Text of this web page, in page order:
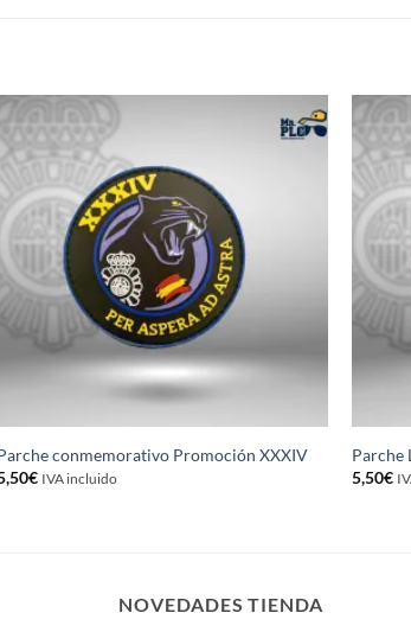
conmemorativo Promoción XXXIV
€ IVA incluido
Parche
5,50€
NOVEDADES TIENDA